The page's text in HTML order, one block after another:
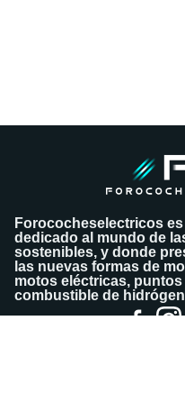
Forococheselectricos
dedicado al mundo de
sostenibles, y donde
las nuevas formas de
motos eléctricas,
combustible de